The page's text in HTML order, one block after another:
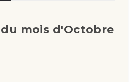
mois d'Octobre